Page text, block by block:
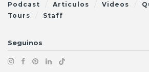
Podcast Articulos Videos
Tours
Staff
Seguinos